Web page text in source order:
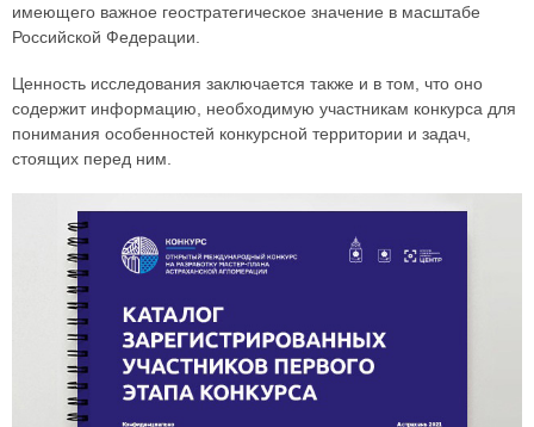
имеющего важное геостратегическое значение в масштабе
Российской Федерации.
Ценность исследования заключается также и в том, что оно
содержит информацию, необходимую участникам конкурса для
понимания особенностей конкурсной территории и задач,
стоящих перед ним.